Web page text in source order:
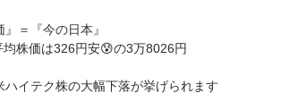
＝『今の日本』
株価は326円安😰の3万8026円
ハイテク株の大幅下落が挙げられます